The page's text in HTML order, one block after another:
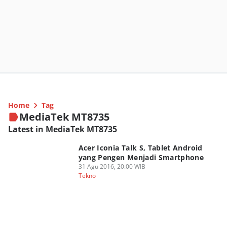
Home Tag
MediaTek MT8735
Latest in MediaTek MT8735
Acer Iconia Talk S, Tablet Android
yang Pengen Menjadi Smartphone
31 Agu 2016, 20:00 WIB
Tekno